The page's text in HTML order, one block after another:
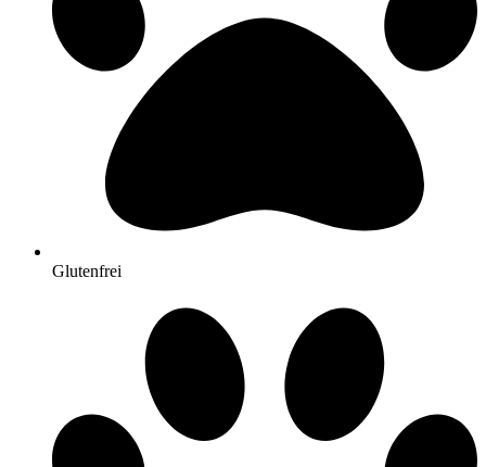
Glutenfrei